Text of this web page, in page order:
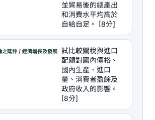
並貿易後的總產出
和消費水平均高於
自給自足。 [8分]
之延伸 / 經濟增長及發展
試比較關稅與進口
配額對國內價格、
國內生產、進口
量、消費者盈餘及
政府收入的影響。
[8分]